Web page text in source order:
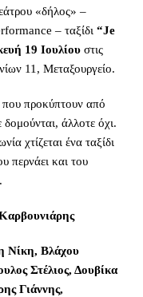
«δήλος» –
– ταξίδι“Je
19 Ιουλίου στις
11, Μεταξουργείο.
προκύπτουν από
άλλοτε όχι.
χτίζεται ένα ταξίδι
περνάει και του
Νίκη, Βλάχου
Στέλιος, Δουβίκα
Γιάννης,